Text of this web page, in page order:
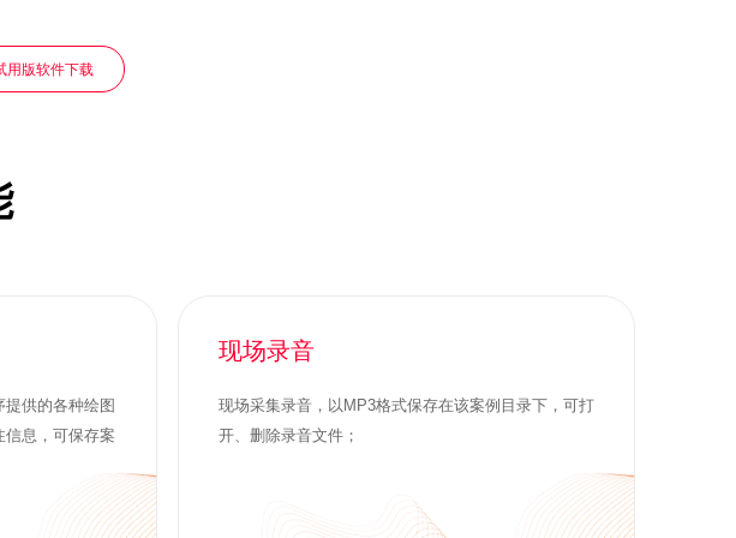
用版软件下载
供的各种绘图
信息，可保存案
现场录音
现场采集录音，以MP3格式保存在该案例目录下，可打
开、删除录音文件；